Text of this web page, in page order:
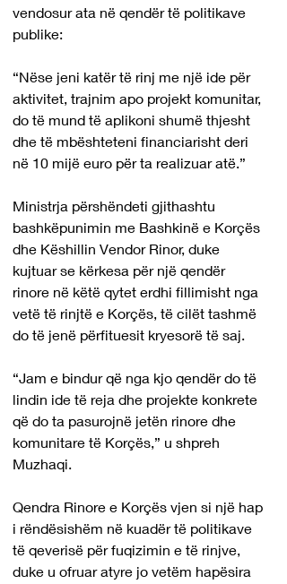
vendosur ata në qendër të politikave
publike:
“Nëse jeni katër të rinj me një ide për
aktivitet, trajnim apo projekt komunitar,
do të mund të aplikoni shumë thjesht
dhe të mbështeteni financiarisht deri
në 10 mijë euro për ta realizuar atë.”
Ministrja përshëndeti gjithashtu
bashkëpunimin me Bashkinë e Korçës
dhe Këshillin Vendor Rinor, duke
kujtuar se kërkesa për një qendër
rinore në këtë qytet erdhi fillimisht nga
vetë të rinjtë e Korçës, të cilët tashmë
do të jenë përfituesit kryesorë të saj.
“Jam e bindur që nga kjo qendër do të
lindin ide të reja dhe projekte konkrete
që do ta pasurojnë jetën rinore dhe
komunitare të Korçës,” u shpreh
Muzhaqi.
Qendra Rinore e Korçës vjen si një hap
i rëndësishëm në kuadër të politikave
të qeverisë për fuqizimin e të rinjve,
duke u ofruar atyre jo vetëm hapësira